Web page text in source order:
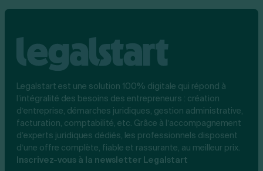
Legalstart est une solution 100% digitale qui répond à
l’intégralité des besoins des entrepreneurs : création
d’entreprise, démarches juridiques, gestion administrative,
facturation, comptabilité, etc. Grâce à l’accompagnement
d’experts juridiques dédiés, les professionnels disposent
d’une offre complète, fiable et rassurante, au meilleur prix.
Inscrivez-vous à la newsletter Legalstart